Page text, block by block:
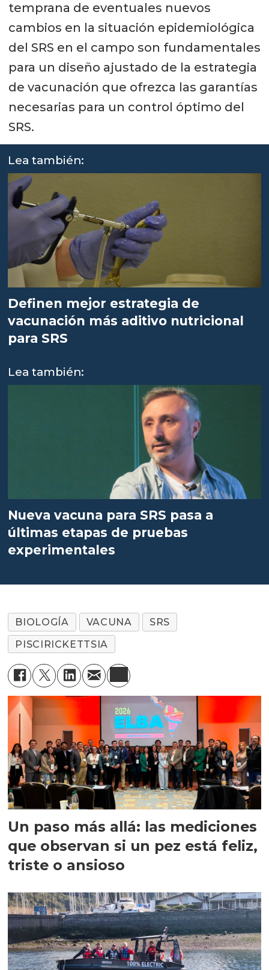
temprana de eventuales nuevos
cambios en la situación epidemiológica
del SRS en el campo son fundamentales
para un diseño ajustado de la estrategia
de vacunación que ofrezca las garantías
necesarias para un control óptimo del
SRS.
Lea también:
Definen mejor estrategia de
vacunación más aditivo nutricional
para SRS
Lea también:
Nueva vacuna para SRS pasa a
últimas etapas de pruebas
experimentales
BIOLOGÍA VACUNA
SRS
PISCIRICKETTSIA
Un paso más allá: las mediciones
que observan si un pez está feliz,
triste o ansioso